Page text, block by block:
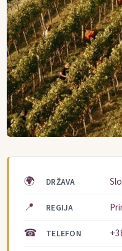
🌍 DRŽAVA
📍 REGIJA
☎ TELEFON